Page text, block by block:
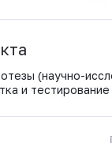
(научно-
и